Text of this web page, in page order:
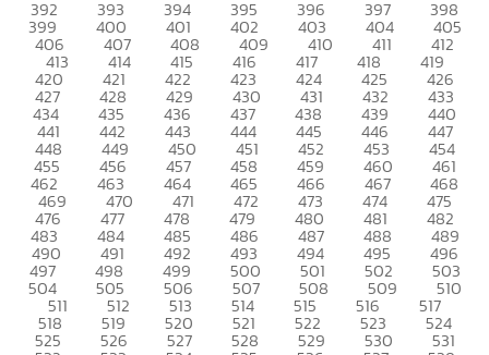
392 393 394 395 396 397 398
399 400 401 402 403 404 405
406 407 408 409 410 411 412
413 414 415 416 417 418 419
420 421 422 423 424 425 426
427 428 429 430 431 432 433
434 435 436 437 438 439 440
441 442 443 444 445 446 447
448 449 450 451 452 453 454
455 456 457 458 459 460 461
462 463 464 465 466 467 468
469 470 471 472 473 474 475
476 477 478 479 480 481 482
483 484 485 486 487 488 489
490 491 492 493 494 495 496
497 498 499 500 501 502 503
504 505 506 507 508 509 510
511 512 513 514 515 516 517
518 519 520 521 522 523 524
525 526 527 528 529 530 531